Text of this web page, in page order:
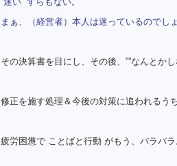
まぁ、（経営者）本人は迷っているのでし
その決算書を目にし、その後、””なんとか
修正を施す処理＆今後の対策に追われるう
疲労困憊で ことばと行動 がもう、バラバラ